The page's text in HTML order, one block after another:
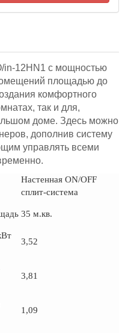
in-12HN1 с мощностью
площадью до
комфортного
так и для,
доме. Здесь можно
дополнив систему
управлять всеми
Настенная ON/OFF
сплит-система
35 м.кв.
3,52
3,81
1,09